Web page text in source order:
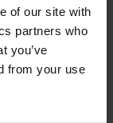
of our site with
partners who
you’ve
from your use